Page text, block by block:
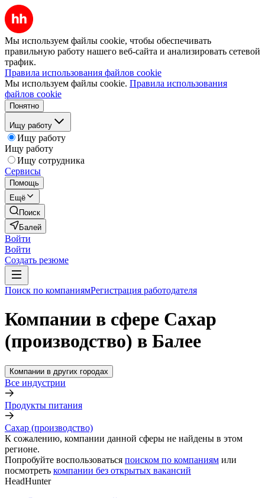
Мы используем файлы cookie, чтобы обеспечивать
правильную работу нашего веб-сайта и анализировать сетевой
трафик.
Правила использования файлов cookie
Мы используем файлы cookie. Правила использования
файлов cookie
Понятно
Ищу работу
Ищу работу
Ищу работу
Ищу сотрудника
Сервисы
Помощь
Ещё
Поиск
Балей
Войти
Войти
Создать резюме
Поиск по компаниямРегистрация работодателя
Компании в сфере Сахар
(производство) в Балее
Компании в других городах
Все индустрии
Продукты питания
Сахар (производство)
К сожалению, компании данной сферы не найдены в этом
регионе.
Попробуйте воспользоваться поиском по компаниям или
посмотреть компании без открытых вакансий
HeadHunter